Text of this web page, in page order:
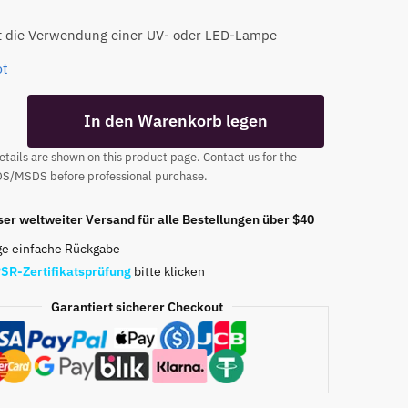
die Verwendung einer UV- oder LED-Lampe
In den Warenkorb legen
are shown on this product page. Contact us for the
MSDS before professional purchase.
weltweiter Versand für alle Bestellungen über $40
einfache Rückgabe
Zertifikatsprüfung bitte klicken
Garantiert sicherer Checkout